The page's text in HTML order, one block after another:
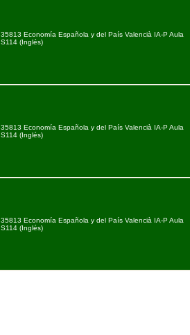
35813 Economía Española y del País Valencià IA-P Aula
S114 (Inglés)
35813 Economía Española y del País Valencià IA-P Aula
S114 (Inglés)
35813 Economía Española y del País Valencià IA-P Aula
S114 (Inglés)